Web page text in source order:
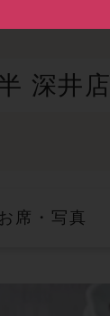
深井店
席・写真